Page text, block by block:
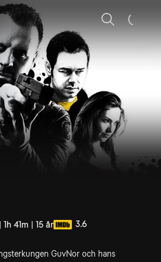
Sök
41m | 15 år 3.6
GuvNor och hans